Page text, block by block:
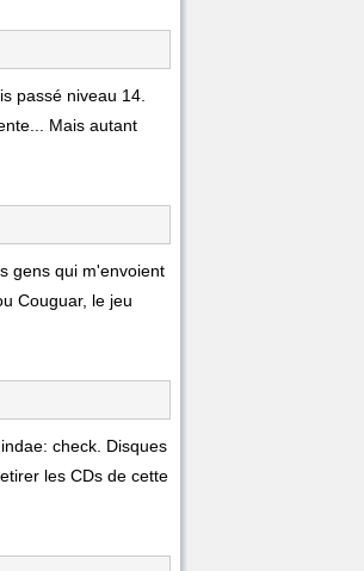
passé niveau 14.
Mais autant
gens qui m'envoient
Couguar, le jeu
check. Disques
les CDs de cette